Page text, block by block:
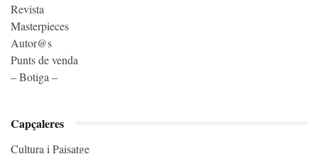
Revista
Masterpieces
Autor@s
Punts de venda
– Botiga –
Capçaleres
Cultura i Paisatge